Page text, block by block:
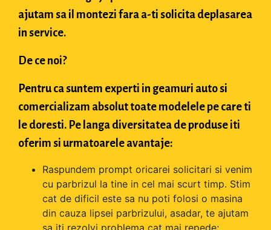
ajutam sa il montezi fara a-ti solicita deplasarea
in service.
De ce noi?
Pentru ca suntem experti in geamuri auto si
comercializam absolut toate modelele pe care ti
le doresti. Pe langa diversitatea de produse iti
oferim si urmatoarele avantaje:
Raspundem prompt oricarei solicitari si venim
cu parbrizul la tine in cel mai scurt timp. Stim
cat de dificil este sa nu poti folosi o masina
din cauza lipsei parbrizului, asadar, te ajutam